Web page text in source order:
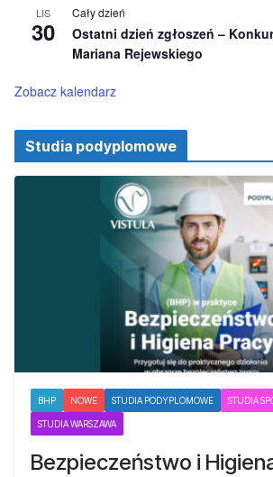
o
n
e
LIS
30
Cały dzień
Ostatni dzień zgłoszeń –
Mariana Rejewskiego
Zobacz kalendarz
Studia podyplomowe
BHP NOWE STUDIA PODYPLOMOWE STUDIA
STUDIA WARSZAWA
Bezpieczeństwo i